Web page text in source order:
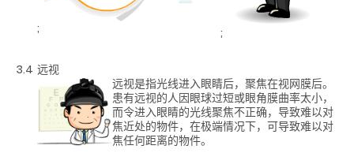
; ;
3.4 远视
远视是指光线进入眼睛后，聚焦在视网膜后。
患有远视的人因眼球过短或眼角膜曲率太小，
而令进入眼睛的光线聚焦不正确，导致难以对
焦近处的物件，在极端情况下，可导致难以对
焦任何距离的物件。